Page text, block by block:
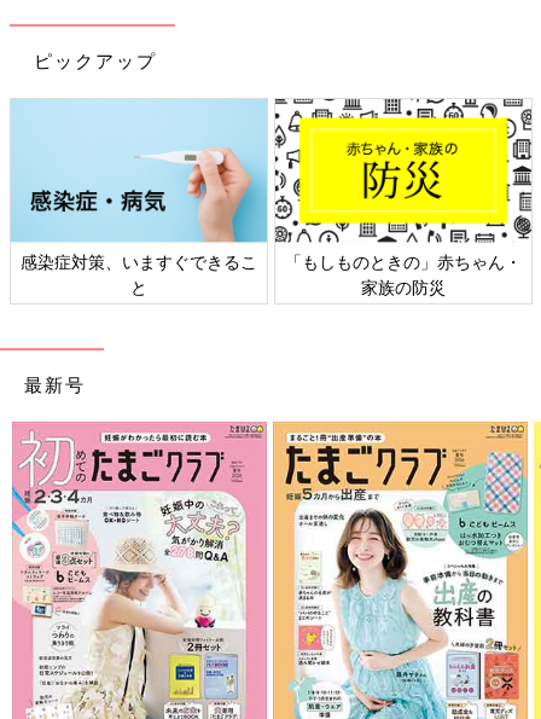
ピックアップ
感染症対策、いますぐできるこ
と
「もしものときの」赤ちゃん・
家族の防災
最新号